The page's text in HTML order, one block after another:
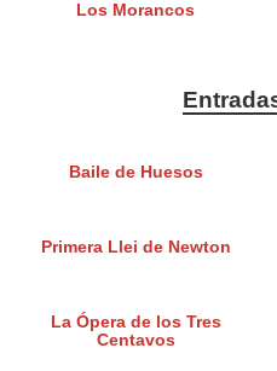
Los Morancos
Baile de Huesos
Primera Llei de Newton
La Ópera de los Tres
Centavos